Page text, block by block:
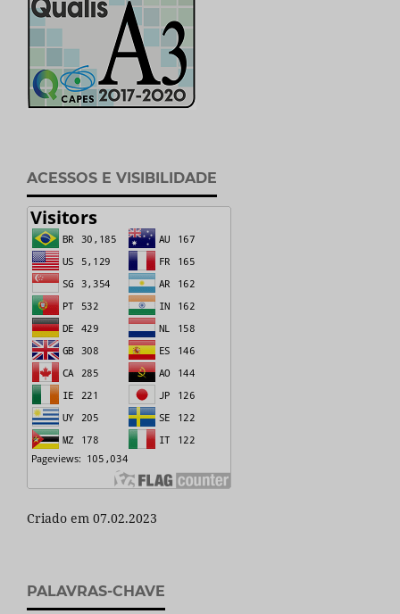
ACESSOS E VISIBILIDADE
Criado em 07.02.2023
PALAVRAS-CHAVE